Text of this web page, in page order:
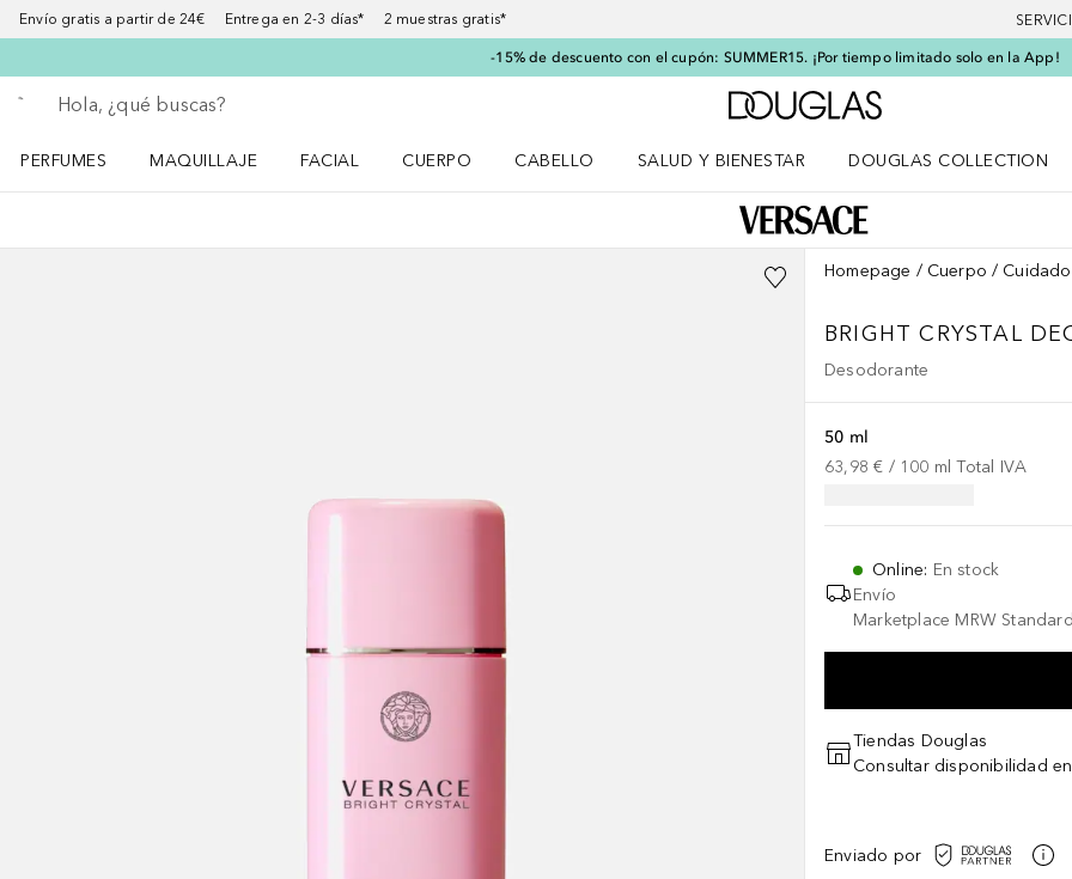
Envío gratis a partir de 24€ Entrega en 2-3 días* 2 muestras gratis*
-15% de descuento con el cupón: SUMMER15. ¡Por tiempo limitado solo en la App!
Regresar
Ejecutar búsqueda
A Douglas Home
PERFUMES
MAQUILLAJE
FACIAL
CUERPO
CABELLO
SALUD Y BIENESTAR
DOUGLAS COLLECTION
Homepage Cuerpo
BRIGHT CRYSTAL
Desodorante
50 ml
63,98 € / 100 ml Total IVA
Online: En stock
Envío
Marketplace MRW
Tiendas Douglas
Consultar disponibilidad
Enviado por